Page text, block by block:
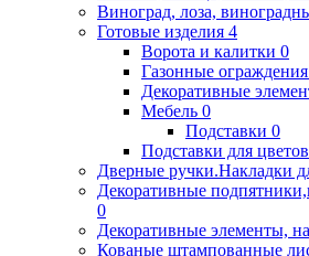
Виноград, лоза,
Готовые изделия 4
Ворота и калитки 0
Газонные ограждения
Декоративные
Мебель 0
Подставки 0
Подставки для цветов
Дверные ручки.Накладки
Декоративные
0
Декоративные элементы,
Кованые штампованные